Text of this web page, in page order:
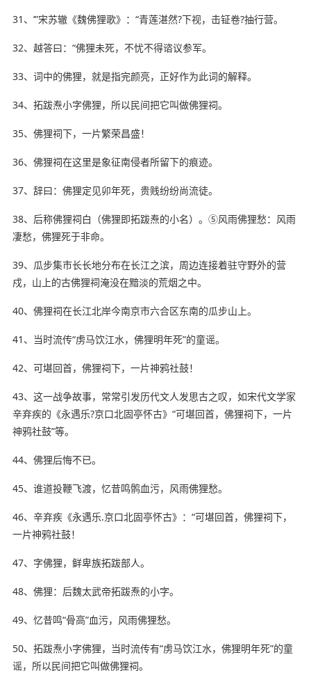
31、’”宋苏辙《魏佛狸歌》：“青莲湛然?下视，击钲卷?抽行营。
32、越答曰：“佛狸未死，不忧不得谘议参军。
33、词中的佛狸，就是指完颜亮，正好作为此词的解释。
34、拓跋焘小字佛狸，所以民间把它叫做佛狸祠。
35、佛狸祠下，一片繁荣昌盛！
36、佛狸祠在这里是象征南侵者所留下的痕迹。
37、辞曰：佛狸定见卯年死，贵贱纷纷尚流徒。
38、后称佛狸祠白（佛狸即拓跋焘的小名）。⑤风雨佛狸愁：风雨
凄愁，佛狸死于非命。
39、瓜步集市长长地分布在长江之滨，周边连接着驻守野外的营
戍，山上的古佛狸祠淹没在黯淡的荒烟之中。
40、佛狸祠在长江北岸今南京市六合区东南的瓜步山上。
41、当时流传“虏马饮江水，佛狸明年死”的童谣。
42、可堪回首，佛狸祠下，一片神鸦社鼓！
43、这一战争故事，常常引发历代文人发思古之叹，如宋代文学家
辛弃疾的《永遇乐?京口北固亭怀古》“可堪回首，佛狸祠下，一片
神鸦社鼓”等。
44、佛狸后悔不已。
45、谁道投鞭飞渡，忆昔鸣鹘血污，风雨佛狸愁。
46、辛弃疾《永遇乐.京口北固亭怀古》：“可堪回首，佛狸祠下，
一片神鸦社鼓！
47、字佛狸，鲜卑族拓跋部人。
48、佛狸：后魏太武帝拓跋焘的小字。
49、忆昔鸣“骨高”血污，风雨佛狸愁。
50、拓跋焘小字佛狸，当时流传有“虏马饮江水，佛狸明年死”的童
谣，所以民间把它叫做佛狸祠。